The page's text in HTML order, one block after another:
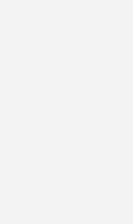
resilienter